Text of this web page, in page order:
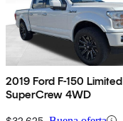
2019 Ford F-150 Limited
SuperCrew 4WD